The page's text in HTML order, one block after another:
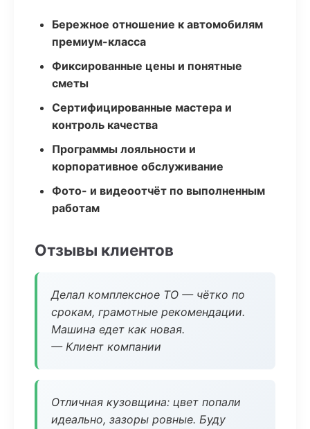
Бережное отношение к автомобилям
премиум-класса
Фиксированные цены и понятные
сметы
Сертифицированные мастера и
контроль качества
Программы лояльности и
корпоративное обслуживание
Фото- и видеоотчёт по выполненным
работам
Отзывы клиентов
Делал комплексное ТО — чётко по
срокам, грамотные рекомендации.
Машина едет как новая.
— Клиент компании
Отличная кузовщина: цвет попали
идеально, зазоры ровные. Буду